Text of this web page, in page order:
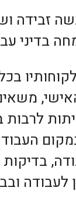
בדיני
לרבות
בדיקות
לעבודה